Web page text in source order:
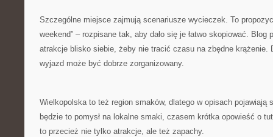
Szczególne miejsce zajmują scenariusze wycieczek. To
weekend” – rozpisane tak, aby dało się je łatwo skopiować. Blog
atrakcje blisko siebie, żeby nie tracić czasu na zbędne krążenie.
wyjazd może być dobrze zorganizowany.
Wielkopolska to też region smaków, dlatego w opisach pojawiają
będzie to pomysł na lokalne smaki, czasem krótka opowieść o
to przecież nie tylko atrakcje, ale też zapachy.